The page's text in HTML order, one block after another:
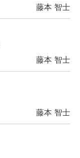
藤本 智士
藤本 智士
藤本 智士